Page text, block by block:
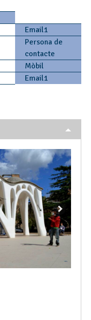
Email1
Persona de
contacte
Mòbil
Email1